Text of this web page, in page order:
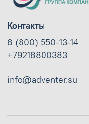
Контакты
8 (800) 550-13-14
+79218800383
info@adventer.su